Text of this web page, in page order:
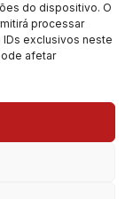
do dispositivo. O
processar
exclusivos neste
afetar